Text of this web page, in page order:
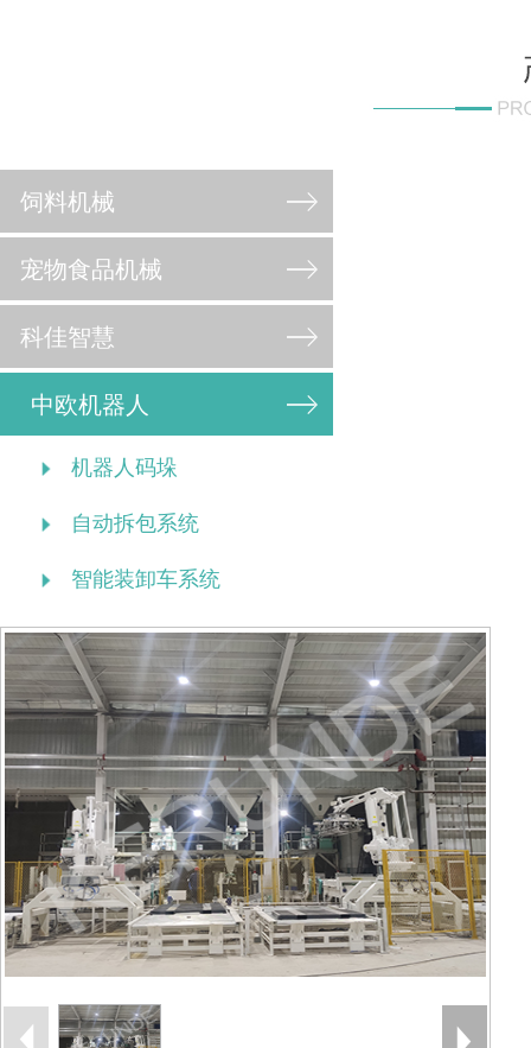
饲料机械
宠物食品机械
科佳智慧
中欧机器人
机器人码垛
自动拆包系统
智能装卸车系统